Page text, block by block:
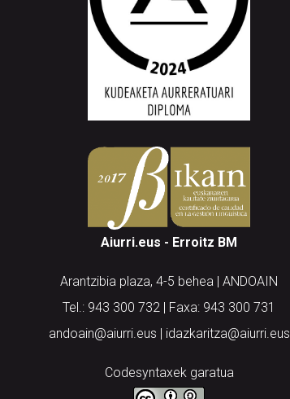
Aiurri.eus - Erroitz BM
Arantzibia plaza, 4-5 behea | ANDOAIN
Tel.: 943 300 732 | Faxa: 943 300 731
andoain@aiurri.eus | idazkaritza@aiurri.eus
Codesyntaxek garatua